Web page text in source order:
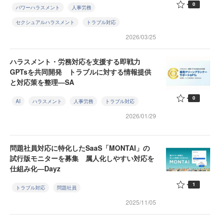
パワーハラスメント 人事労務
セクシュアルハラスメント トラブル対応
2026/03/25
0
ハラスメント・労務対応を支援する即戦力
GPTsを共同開発 トラブルに対する情報提供
と対応策を整理—SA
AI ハラスメント 人事労務 トラブル対応
2026/01/29
0
問題社員対応に特化したSaaS「MONTAI」の
試行版モニターを募集 属人化しやすい対応を
仕組み化—Dayz
トラブル対応 問題社員
2025/11/05
1